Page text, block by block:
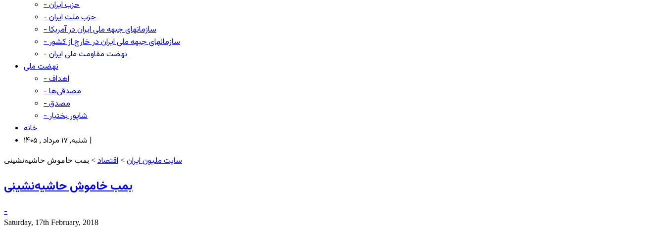
- حزب ایران
- حزب ملت ایران
- سازمانهای جبهه ملی ایران در آمریکا
- سازمانهای جبهه ملی ایران در خارج از کشور
- نهضت مقاومت ملی ایران
نهضت ملی
- اهداف
- مصدقی‌ها
- مصدق
- شاپور بختیار
خانه
شنبه, ۱۷ مرداد , ۱۴۰۵ |
سایت ملیون ایران > اقتصاد > بمب خاموش حاشیه‌نشینی
بمب خاموش حاشیه‌نشینی
-
Saturday, 17th February, 2018